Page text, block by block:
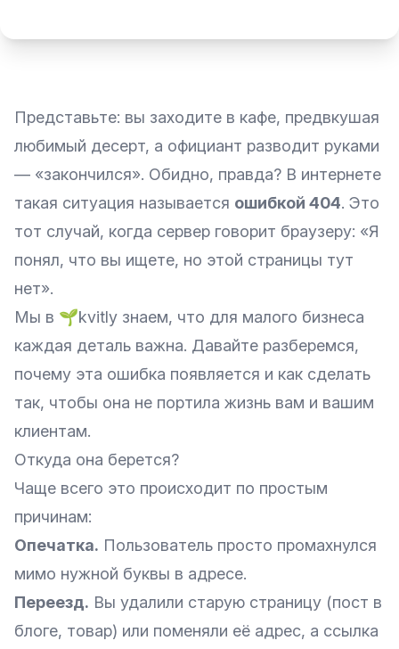
Представьте: вы заходите в кафе, предвкушая
любимый десерт, а официант разводит руками
— «закончился». Обидно, правда? В интернете
такая ситуация называется ошибкой 404. Это
тот случай, когда сервер говорит браузеру: «Я
понял, что вы ищете, но этой страницы тут
нет».
Мы в 🌱kvitly знаем, что для малого бизнеса
каждая деталь важна. Давайте разберемся,
почему эта ошибка появляется и как сделать
так, чтобы она не портила жизнь вам и вашим
клиентам.
Откуда она берется?
Чаще всего это происходит по простым
причинам:
Опечатка. Пользователь просто промахнулся
мимо нужной буквы в адресе.
Переезд. Вы удалили старую страницу (пост в
блоге, товар) или поменяли её адрес, а ссылка